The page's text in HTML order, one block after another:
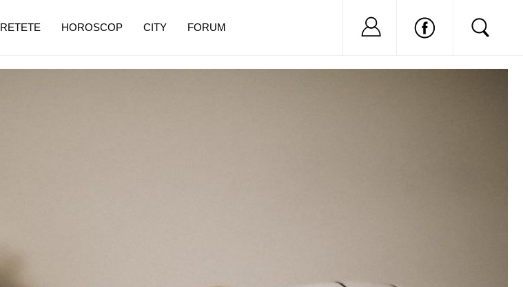
RETETE HOROSCOP CITY FORUM Nu ai cont?
de dureroasă este investigația